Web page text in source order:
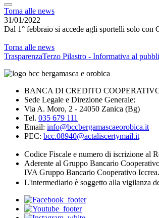
Torna alle news
31/01/2022
Dal 1° febbraio si accede agli sportelli solo con
Torna alle news
TrasparenzaTerzo Pilastro - Informativa al
BANCA DI CREDITO
Sede Legale e Direzione Generale:
Via A. Moro, 2 - 24050 Zanica (Bg)
Tel. 035 679 111
Email: info@bccbergamascaeorobica.it
PEC: bcc.08940@actaliscertymail.it
Codice Fiscale e numero di iscrizione al
Aderente al Gruppo Bancario
IVA Gruppo Bancario Cooperativo
L'intermediario è soggetto alla vigilanza